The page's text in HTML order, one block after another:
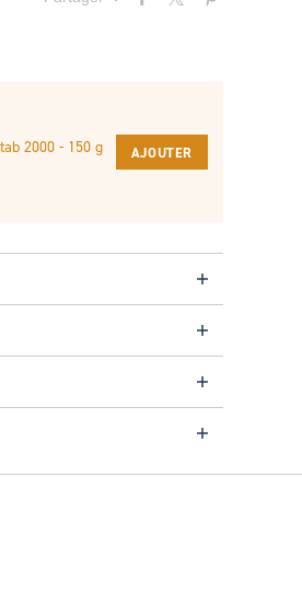
2000 - 150 g
AJOUTER